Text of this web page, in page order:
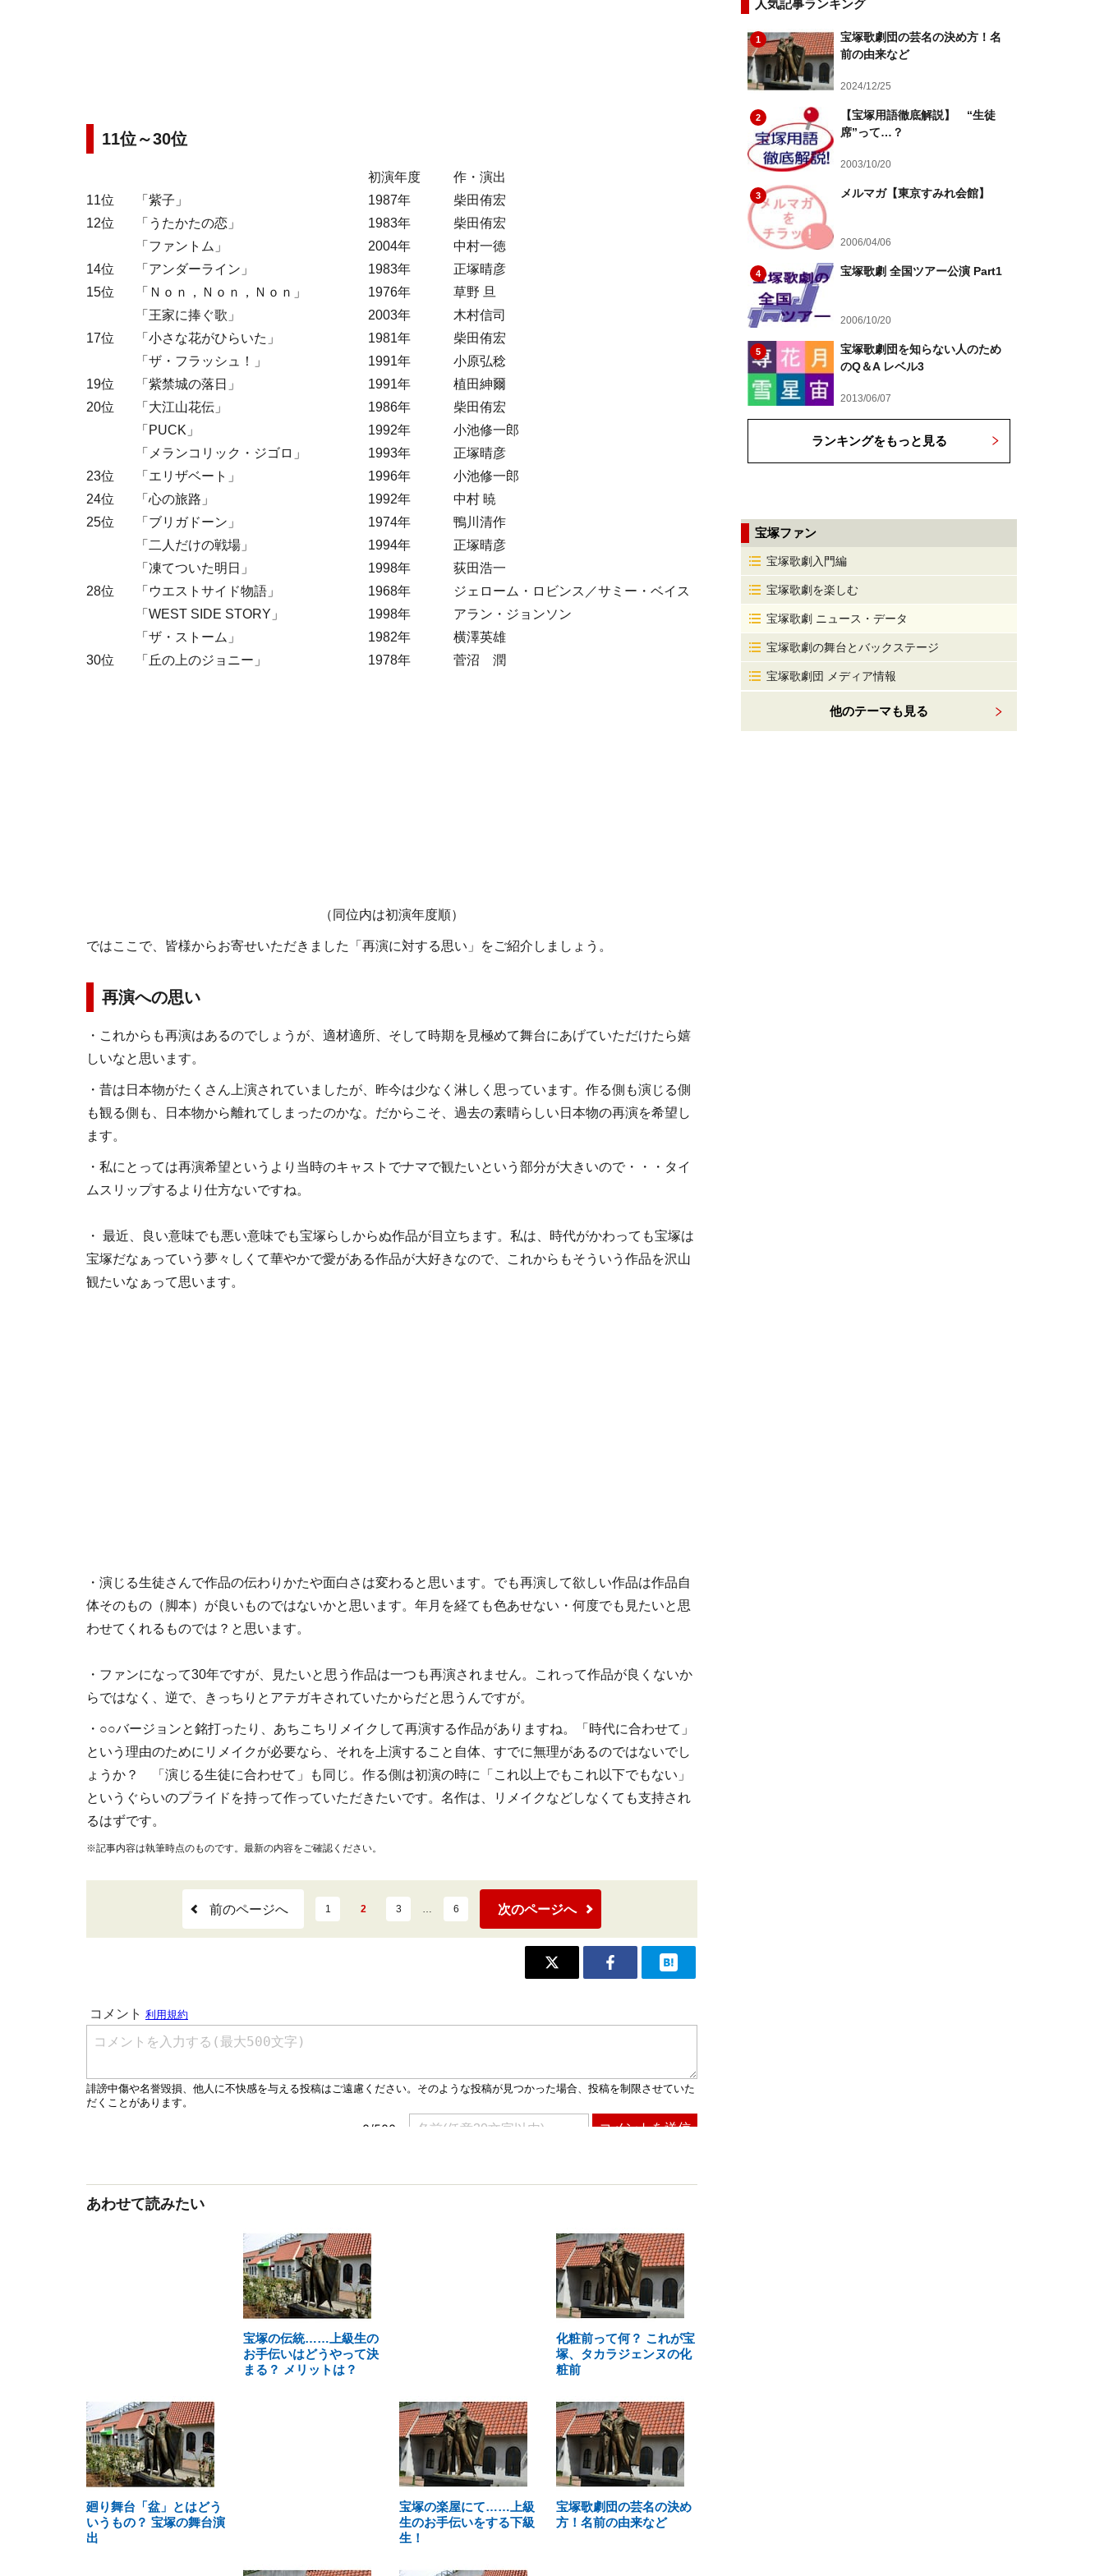
11位～30位
初演年度
作・演出
11位
「紫子」 1987年
柴田侑宏
12位
「うたかたの恋」 1983年
柴田侑宏
「ファントム」
2004年
中村一徳
14位
「アンダーライン」 1983年
正塚晴彦
15位
「Ｎｏｎ，Ｎｏｎ，Ｎｏｎ」 1976年
草野 旦
「王家に捧ぐ歌」
2003年
木村信司
17位
「小さな花がひらいた」 1981年
柴田侑宏
「ザ・フラッシュ！」
1991年
小原弘稔
19位
「紫禁城の落日」 1991年
植田紳爾
20位
「大江山花伝」 1986年
柴田侑宏
「PUCK」
1992年
小池修一郎
「メランコリック・ジゴロ」
1993年
正塚晴彦
23位
「エリザベート」 1996年
小池修一郎
24位
「心の旅路」 1992年
中村 暁
25位
「ブリガドーン」 1974年
鴨川清作
「二人だけの戦場」
1994年
正塚晴彦
「凍てついた明日」
1998年
荻田浩一
28位
「ウエストサイド物語」
「WEST SIDE STORY」
1968年
1998年
ジェローム・ロビンス／サミー・ベイス
アラン・ジョンソン
「ザ・ストーム」
1982年
横澤英雄
30位
「丘の上のジョニー」 1978年 菅沼 潤
（同位内は初演年度順）
ではここで、皆様からお寄せいただきました「再演に対する思い」をご紹介しましょう。
再演への思い
・これからも再演はあるのでしょうが、適材適所、そして時期を見極めて舞台にあげていただけたら嬉
しいなと思います。
・昔は日本物がたくさん上演されていましたが、昨今は少なく淋しく思っています。作る側も演じる側
も観る側も、日本物から離れてしまったのかな。だからこそ、過去の素晴らしい日本物の再演を希望し
ます。
・私にとっては再演希望というより当時のキャストでナマで観たいという部分が大きいので・・・タイ
ムスリップするより仕方ないですね。
・ 最近、良い意味でも悪い意味でも宝塚らしからぬ作品が目立ちます。私は、時代がかわっても宝塚は
宝塚だなぁっていう夢々しくて華やかで愛がある作品が大好きなので、これからもそういう作品を沢山
観たいなぁって思います。
・演じる生徒さんで作品の伝わりかたや面白さは変わると思います。でも再演して欲しい作品は作品自
体そのもの（脚本）が良いものではないかと思います。年月を経ても色あせない・何度でも見たいと思
わせてくれるものでは？と思います。
・ファンになって30年ですが、見たいと思う作品は一つも再演されません。これって作品が良くないか
らではなく、逆で、きっちりとアテガキされていたからだと思うんですが。
・○○バージョンと銘打ったり、あちこちリメイクして再演する作品がありますね。「時代に合わせて」
という理由のためにリメイクが必要なら、それを上演すること自体、すでに無理があるのではないでし
ょうか？ 「演じる生徒に合わせて」も同じ。作る側は初演の時に「これ以上でもこれ以下でもない」
というぐらいのプライドを持って作っていただきたいです。名作は、リメイクなどしなくても支持され
るはずです。
※記事内容は執筆時点のものです。最新の内容をご確認ください。
前のページへ 1 2 3 … 6 次のページへ
あわせて読みたい
宝塚の伝統……上級生の
お手伝いはどうやって決
まる？ メリットは？
化粧前って何？ これが宝
塚、タカラジェンヌの化
粧前
廻り舞台「盆」とはどう
いうもの？ 宝塚の舞台演
出
宝塚の楽屋にて……上級
生のお手伝いをする下級
生！
宝塚歌劇団の芸名の決め
方！名前の由来など
人気記事ランキング
1
宝塚歌劇団の芸名の決め方！名
前の由来など
2024/12/25
2
【宝塚用語徹底解説】 “生徒
席”って…？
2003/10/20
3 メルマガ【東京すみれ会館】
2006/04/06
4 宝塚歌劇 全国ツアー公演 Part1
2006/10/20
5
宝塚歌劇団を知らない人のため
のQ＆A レベル3
2013/06/07
ランキングをもっと見る
宝塚ファン
宝塚歌劇入門編
宝塚歌劇を楽しむ
宝塚歌劇 ニュース・データ
宝塚歌劇の舞台とバックステージ
宝塚歌劇団 メディア情報
他のテーマも見る